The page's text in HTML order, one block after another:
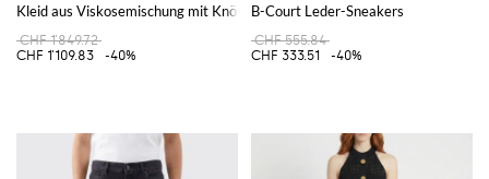
Kleid aus Viskosemischung mit Knöpfen
CHF 1'849.72
CHF 1'109.83
-40%
B-Court Leder-Sneakers
CHF 555.84
CHF 333.51
-40%